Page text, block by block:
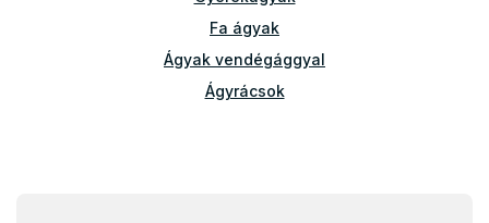
e
m
e
i
Fa ágyak
Ágyak vendégággyal
Ágyrácsok